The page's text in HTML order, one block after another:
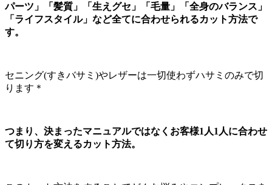
パーツ」「髪質」「生えグセ」「毛量」「全身のバランス」
「ライフスタイル」など全てに合わせられるカット方法で
す。
セニング(すきバサミ)やレザーは一切使わずハサミのみで切
ります＊
つまり、決まったマニュアルではなくお客様1人1人に合わせ
て切り方を変えるカット方法。